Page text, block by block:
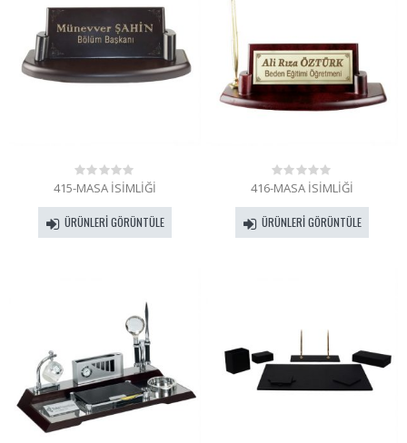
0
5
415-MASA İSİMLİĞİ
ÜRÜNLERI GÖRÜNTÜLE
0
5
416-MASA İSİMLİĞİ
ÜRÜNLERI GÖRÜNTÜLE